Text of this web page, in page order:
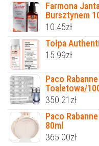
Farmona
Bursztynem
10.45zł
Tołpa
15.99zł
Paco
Toaletowa/
350.21 zł
Paco
80ml
365.00zł